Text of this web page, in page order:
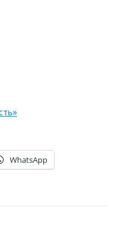
WhatsApp